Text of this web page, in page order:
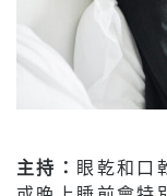
主持： 眼乾和口